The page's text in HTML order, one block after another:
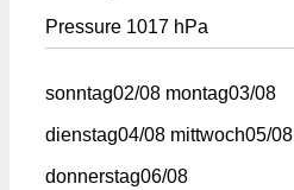
Pressure 1017 hPa
sonntag02/08 montag03/08
dienstag04/08 mittwoch05/08
donnerstag06/08